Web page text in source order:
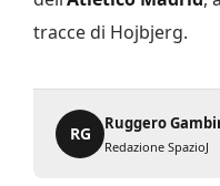
tracce di Hojbjerg.
RG
Ruggero
Redazione SpazioJ